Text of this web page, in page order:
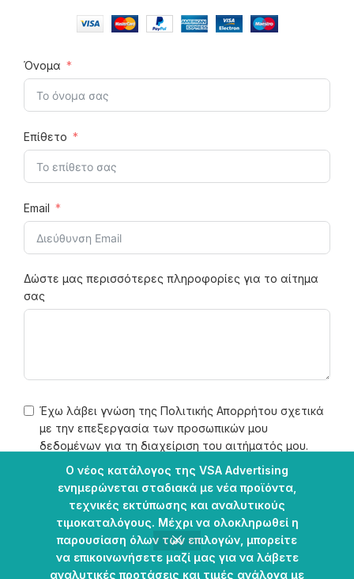
Ο νέος κατάλογος της VSA Advertising
ενημερώνεται σταδιακά με νέα προϊόντα,
τεχνικές εκτύπωσης και αναλυτικούς
τιμοκαταλόγους. Μέχρι να ολοκληρωθεί η
παρουσίαση όλων των επιλογών, μπορείτε
να επικοινωνήσετε μαζί μας για να λάβετε
αναλυτικές προτάσεις και τιμές ανάλογα με
Όνομα
Επίθετο
Email
Δώστε μας περισσότερες πληροφορίες για το αίτημα
σας
Έχω λάβει γνώση της Πολιτικής Απορρήτου σχετικά
με την επεξεργασία των προσωπικών μου
δεδομένων για τη διαχείριση του αιτήματός μου.
Θέλω να λαμβάνω μέσω email νέα προϊόντα,
επαγγελματικές λύσεις και προσφορές της VSA
Advertising.
Αποστολή